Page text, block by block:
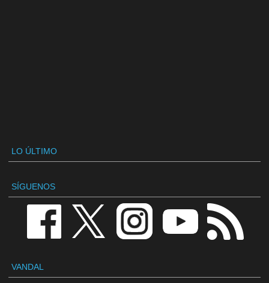
LO ÚLTIMO
SÍGUENOS
VANDAL